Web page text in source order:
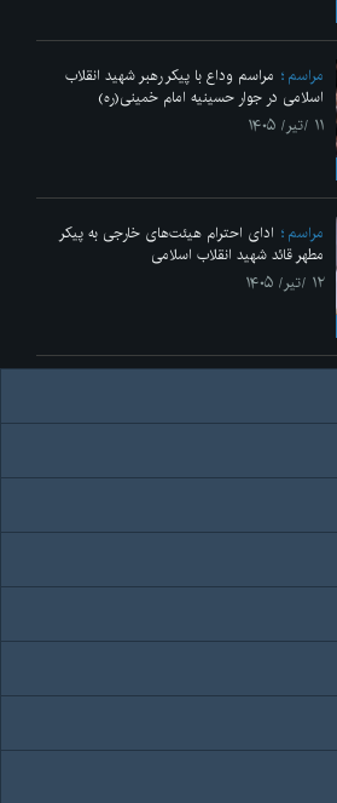
مراسم
مراسم وداع با پیکر رهبر شهید انقلاب
اسلامی در جوار حسینیه امام خمینی(ره)
۱۱ /تیر/ ۱۴۰۵
مراسم
ادای احترام هیئت‌های خارجی به پیکر
مطهر قائد شهید انقلاب اسلامی
۱۲ /تیر/ ۱۴۰۵